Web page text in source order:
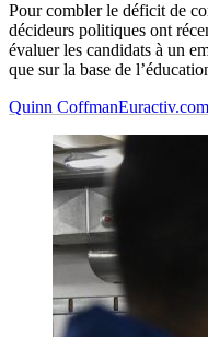
Pour combler le déficit de
décideurs politiques ont
évaluer les candidats à un
que sur la base de
Quinn CoffmanEuractiv.com